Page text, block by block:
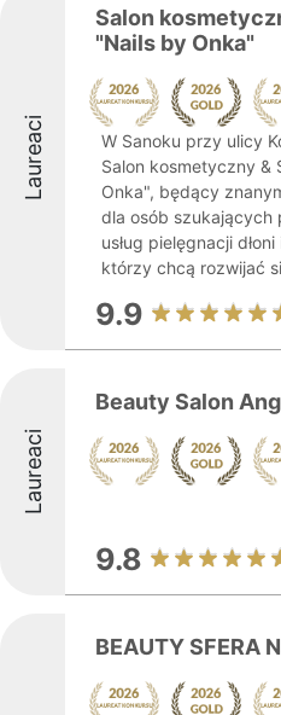
Laureaci
Salon
"Nails by Onka"
W Sanoku przy ulicy
Salon kosmetyczny &
Onka", będący
dla osób szukających
usług pielęgnacji
którzy chcą rozwijać
9.9
Laureaci
Beauty Salon
9.8
BEAUTY SFERA